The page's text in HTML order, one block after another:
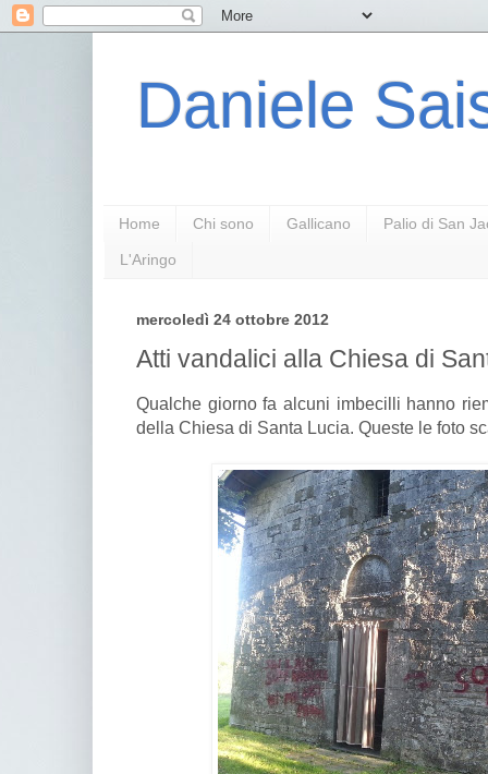
Daniele
Home Chi sono Gallicano Palio di San
L'Aringo
mercoledì 24 ottobre 2012
Atti vandalici alla Chiesa di
Qualche giorno fa alcuni imbecilli hanno
della Chiesa di Santa Lucia. Queste le foto